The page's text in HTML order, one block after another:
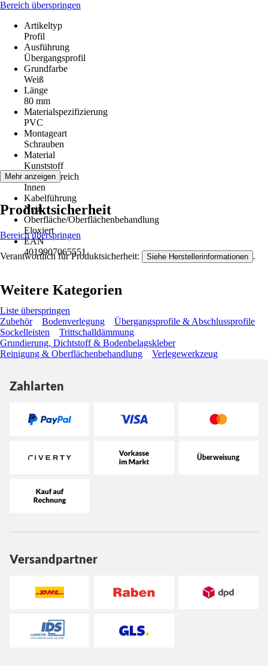
Bereich überspringen
Artikeltyp
Profil
Ausführung
Übergangsprofil
Grundfarbe
Weiß
Länge
80 mm
Materialspezifizierung
PVC
Montageart
Schrauben
Material
Kunststoff
Einsatzbereich
Innen
Kabelführung
Nein
Oberfläche/Oberflächenbehandlung
Eloxiert
EAN
4019907065551
Mehr anzeigen
Produktsicherheit
Bereich überspringen
Verantwortlich für Produktsicherheit: Siehe Herstellerinformationen .
Weitere Kategorien
Liste überspringen
Zubehör
Bodenverlegung
Übergangsprofile & Abschlussprofile
Sockelleisten
Trittschalldämmung
Grundierung, Dichtstoff & Bodenbelagskleber
Reinigung & Oberflächenbehandlung
Verlegewerkzeug
Zahlarten
Versandpartner